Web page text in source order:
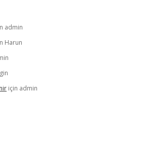
admin
Harun
için admin